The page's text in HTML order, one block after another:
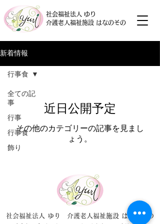
社会福祉法人 ゆり
介護老人福祉施設 はなのその
新着情報
全ての記
事
行事
行事食
飾り
行事食
近日公開予定
その他のカテゴリーの記事を見まし
ょう。
社会福祉法人 ゆり 介護老人福祉施設 はなのその